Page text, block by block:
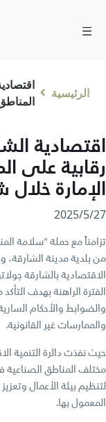
الرئيسية
رقابية على
الإمارة
27‏/5‏/2025
تزامناً مع حملة "سلامة
من بلدية مدينة الشارقة،
الاقتصادية بالشارقة
الفترة الراهنة بهدف
والضوابط والأحكام
والممارسات غير القانونية.
مختلف المناطق الصناعية
لتنظيم بيئة الأعمال
المعمول بها.